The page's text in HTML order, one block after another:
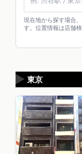
現在地から探す場合
す。位置情報は店舗
東京
▶